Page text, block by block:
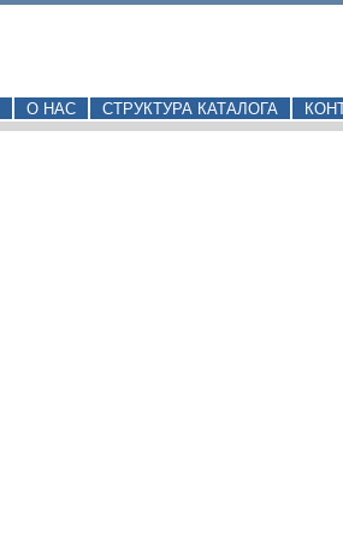
О НАС СТРУКТУРА КАТАЛОГА